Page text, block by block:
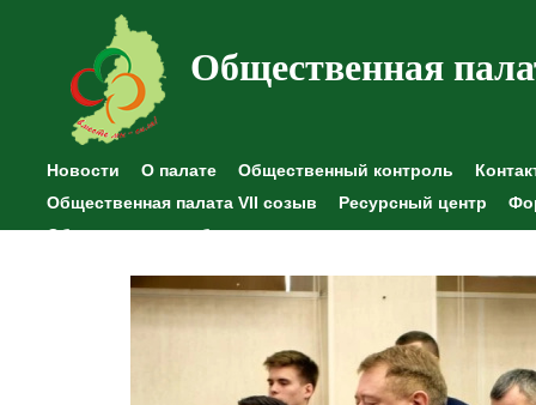
Общественная
Новости О палате Общественный контроль
Общественная палата VII созыв
Ресурсный центр
Общественные наблюдения